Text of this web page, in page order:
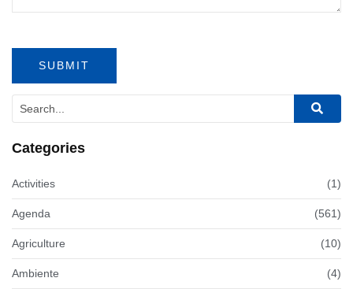
Categories
Activities (1)
Agenda (561)
Agriculture (10)
Ambiente (4)